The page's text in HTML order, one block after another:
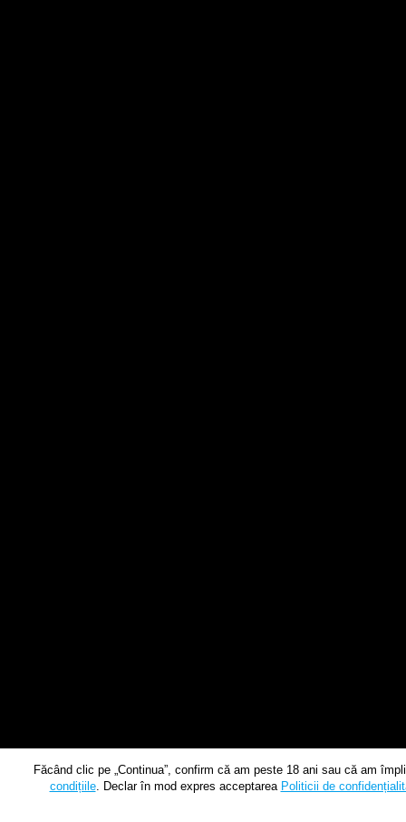
Făcând clic pe „Continua”, confirm că am peste 18 ani sau că am
condițiile. Declar în mod expres acceptarea Politicii de